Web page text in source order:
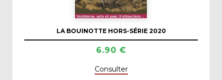
LA BOUINOTTE HORS-SÉRIE 2020
6.90 €
Consulter